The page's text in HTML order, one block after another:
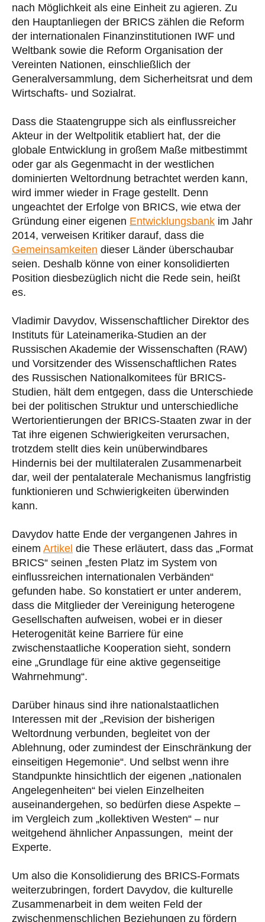
nach Möglichkeit als eine Einheit zu agieren. Zu
den Hauptanliegen der BRICS zählen die Reform
der internationalen Finanzinstitutionen IWF und
Weltbank sowie die Reform Organisation der
Vereinten Nationen, einschließlich der
Generalversammlung, dem Sicherheitsrat und dem
Wirtschafts- und Sozialrat.
Dass die Staatengruppe sich als einflussreicher
Akteur in der Weltpolitik etabliert hat, der die
globale Entwicklung in großem Maße mitbestimmt
oder gar als Gegenmacht in der westlichen
dominierten Weltordnung betrachtet werden kann,
wird immer wieder in Frage gestellt. Denn
ungeachtet der Erfolge von BRICS, wie etwa der
Gründung einer eigenen Entwicklungsbank im Jahr
2014, verweisen Kritiker darauf, dass die
Gemeinsamkeiten dieser Länder überschaubar
seien. Deshalb könne von einer konsolidierten
Position diesbezüglich nicht die Rede sein, heißt
es.
Vladimir Davydov, Wissenschaftlicher Direktor des
Instituts für Lateinamerika-Studien an der
Russischen Akademie der Wissenschaften (RAW)
und Vorsitzender des Wissenschaftlichen Rates
des Russischen Nationalkomitees für BRICS-
Studien, hält dem entgegen, dass die Unterschiede
bei der politischen Struktur und unterschiedliche
Wertorientierungen der BRICS-Staaten zwar in der
Tat ihre eigenen Schwierigkeiten verursachen,
trotzdem stellt dies kein unüberwindbares
Hindernis bei der multilateralen Zusammenarbeit
dar, weil der pentalaterale Mechanismus langfristig
funktionieren und Schwierigkeiten überwinden
kann.
Davydov hatte Ende der vergangenen Jahres in
einem Artikel die These erläutert, dass das „Format
BRICS“ seinen „festen Platz im System von
einflussreichen internationalen Verbänden“
gefunden habe. So konstatiert er unter anderem,
dass die Mitglieder der Vereinigung heterogene
Gesellschaften aufweisen, wobei er in dieser
Heterogenität keine Barriere für eine
zwischenstaatliche Kooperation sieht, sondern
eine „Grundlage für eine aktive gegenseitige
Wahrnehmung“.
Darüber hinaus sind ihre nationalstaatlichen
Interessen mit der „Revision der bisherigen
Weltordnung verbunden, begleitet von der
Ablehnung, oder zumindest der Einschränkung der
einseitigen Hegemonie“. Und selbst wenn ihre
Standpunkte hinsichtlich der eigenen „nationalen
Angelegenheiten“ bei vielen Einzelheiten
auseinandergehen, so bedürfen diese Aspekte –
im Vergleich zum „kollektiven Westen“ – nur
weitgehend ähnlicher Anpassungen, meint der
Experte.
Um also die Konsolidierung des BRICS-Formats
weiterzubringen, fordert Davydov, die kulturelle
Zusammenarbeit in dem weiten Feld der
zwischenmenschlichen Beziehungen zu fördern